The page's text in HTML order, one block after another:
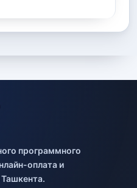
программного
оплата и
Ташкента.